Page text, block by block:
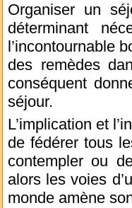
Organiser un
déterminant
l’incontournable
des remèdes
conséquent
séjour.
L’implication et
de fédérer tous
contempler ou
alors les voies
monde amène